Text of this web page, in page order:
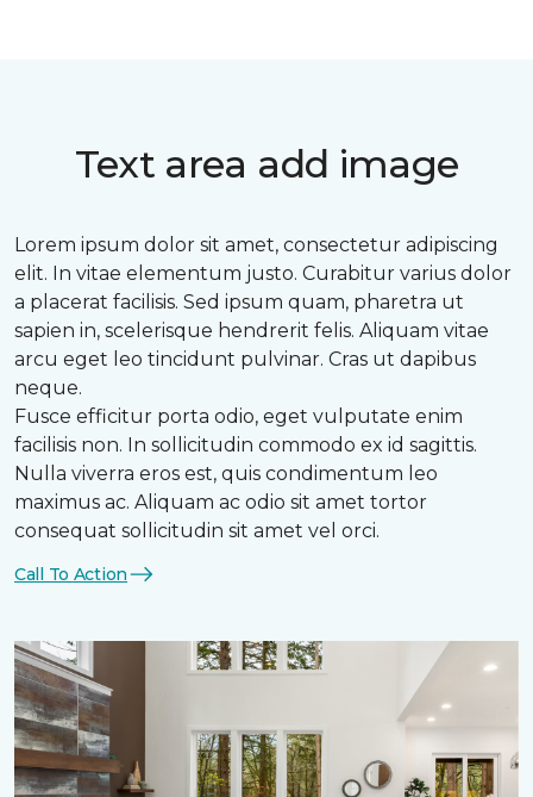
Text area add image
Lorem ipsum dolor sit amet, consectetur adipiscing
elit. In vitae elementum justo. Curabitur varius dolor
a placerat facilisis. Sed ipsum quam, pharetra ut
sapien in, scelerisque hendrerit felis. Aliquam vitae
arcu eget leo tincidunt pulvinar. Cras ut dapibus
neque.
Fusce efficitur porta odio, eget vulputate enim
facilisis non. In sollicitudin commodo ex id sagittis.
Nulla viverra eros est, quis condimentum leo
maximus ac. Aliquam ac odio sit amet tortor
consequat sollicitudin sit amet vel orci.
Call To Action